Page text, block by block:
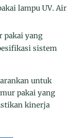
lampu UV. Air
pakai yang
sistem
untuk
pakai yang
kinerja